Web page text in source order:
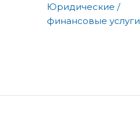
Юридические /
финансовые услуги